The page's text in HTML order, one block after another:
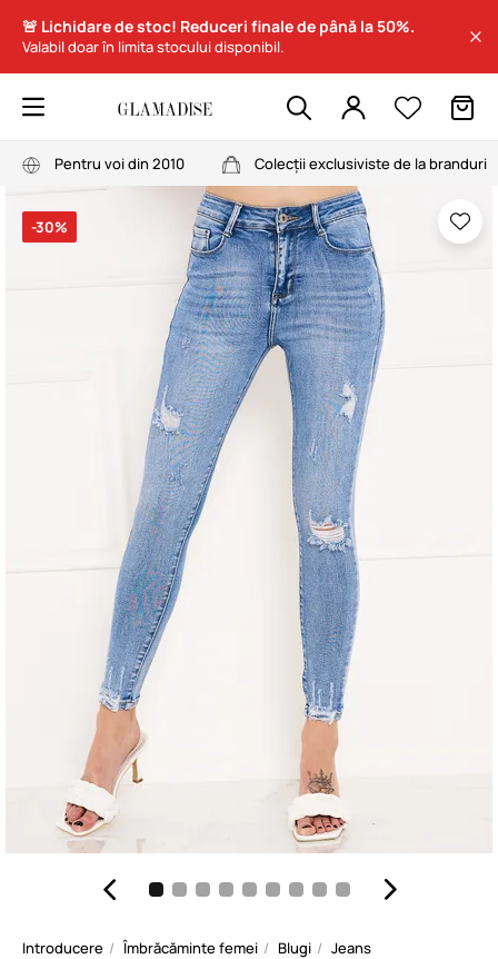
🚨 Lichidare de stoc! Reduceri finale de până la 50%.
Valabil doar în limita stocului disponibil.
Pentru voi din 2010 Colecții exclusiviste de la branduri
-30%
Introducere Îmbrăcăminte femei Blugi Jeans